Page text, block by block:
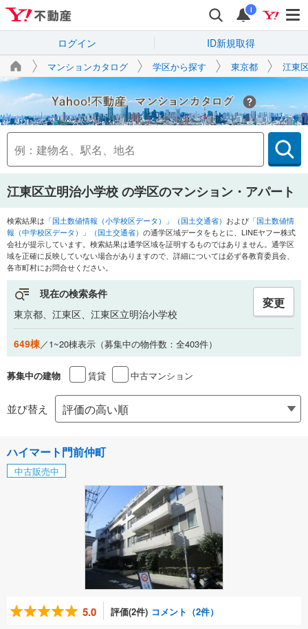
i
ログイン ID新規取得
マンションカタログ 学区から探す 東京都 江東
Yahoo!不動産
江東区立明治小学校の学区のマンション・アパート
検索結果は 「国土数値情報（小学校区データ）」（国土交通省） および 「国土数値情
報（中学校区データ）」（国土交通省） の通学区域データをもとに、LINEヤフー株式
会社が提示しています。検索結果は通学区域を証明するものではありません。通学区
域を正確に反映していない場合がありますので、詳細については必ず各教育委員会、
各市町村にお問合せください。
現在の検索条件
東京都、江東区、江東区立明治小学校
変更
649棟／1~20棟表示（募集中の物件数：全403件）
募集中の建物 賃貸 中古マンション
並び替え
ハイマート門前仲町
中古販売中
5.0 評価(2件) コメント（2件）